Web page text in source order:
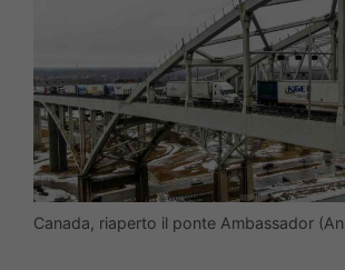
Canada, riaperto il ponte Ambassador